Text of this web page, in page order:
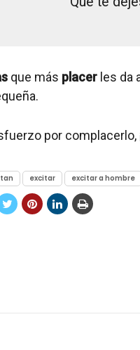
que más placer les da
por complacerlo,
excitar excitar a hombre